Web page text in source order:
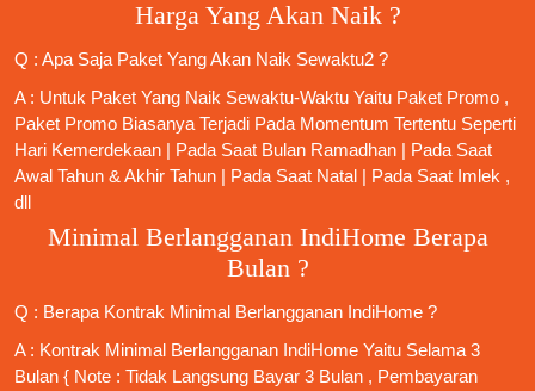
Harga Yang Akan Naik ?
Q : Apa Saja Paket Yang Akan Naik Sewaktu2 ?
A : Untuk Paket Yang Naik Sewaktu-Waktu Yaitu Paket Promo ,
Paket Promo Biasanya Terjadi Pada Momentum Tertentu Seperti
Hari Kemerdekaan | Pada Saat Bulan Ramadhan | Pada Saat
Awal Tahun & Akhir Tahun | Pada Saat Natal | Pada Saat Imlek ,
dll
Minimal Berlangganan IndiHome Berapa
Bulan ?
Q : Berapa Kontrak Minimal Berlangganan IndiHome ?
A : Kontrak Minimal Berlangganan IndiHome Yaitu Selama 3
Bulan { Note : Tidak Langsung Bayar 3 Bulan , Pembayaran